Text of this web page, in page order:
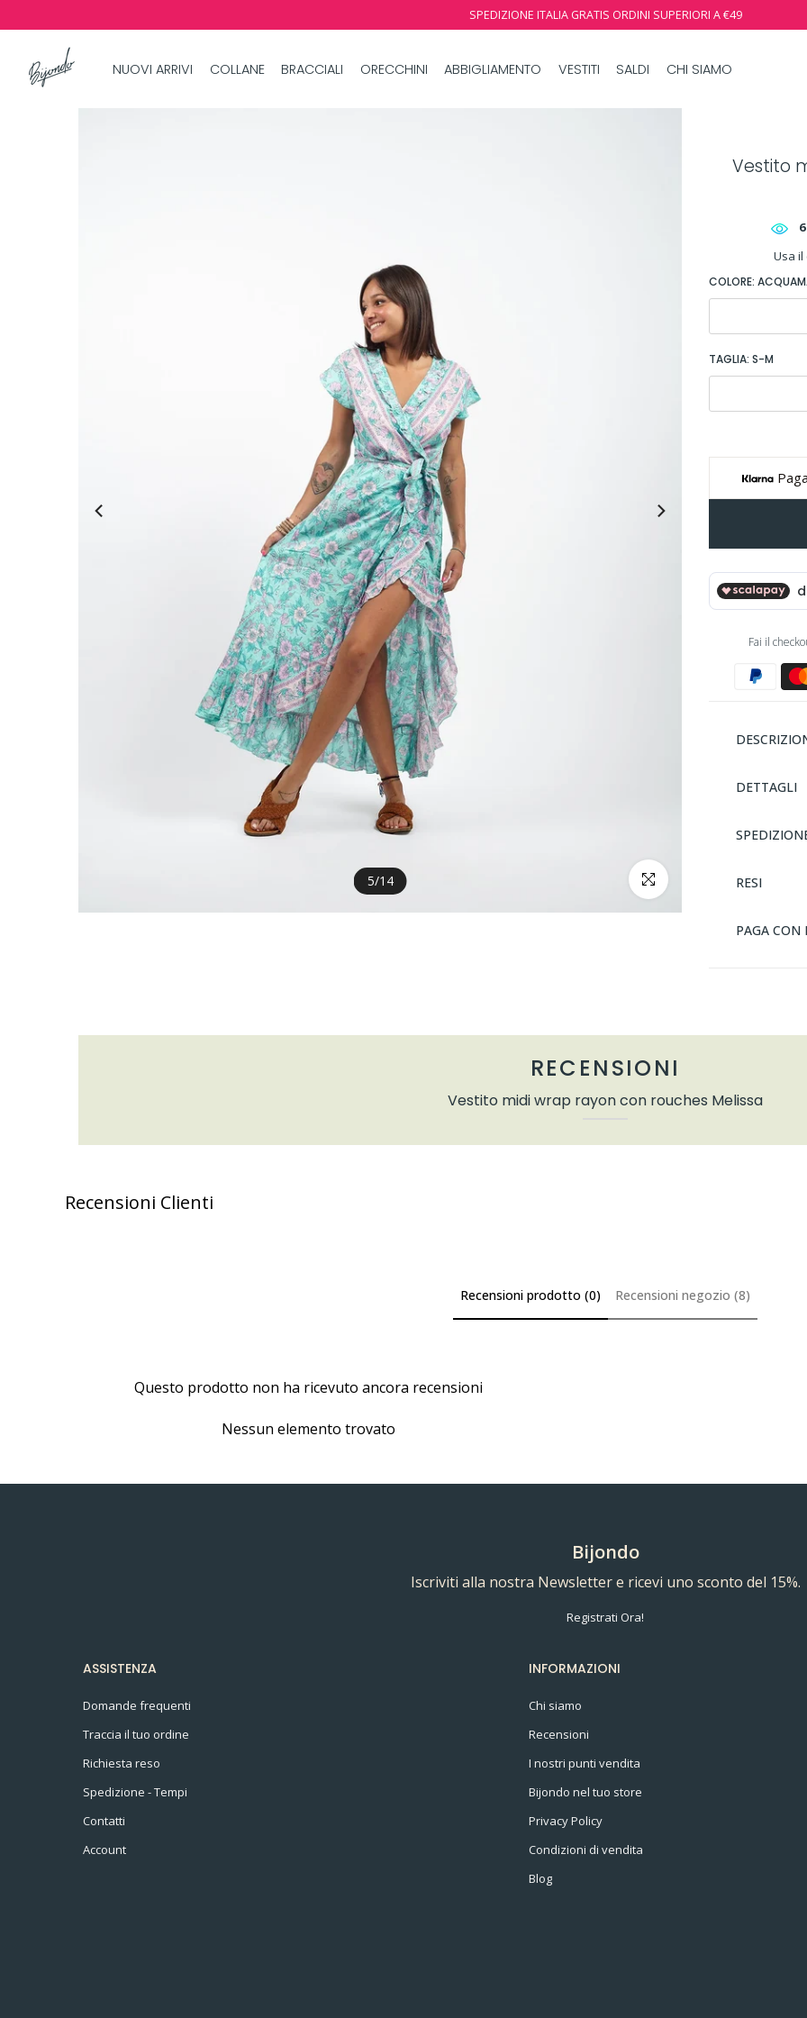
SPEDIZIONE ITALIA GRATIS ORDINI SUPERIORI A €49
NUOVI ARRIVI COLLANE BRACCIALI ORECCHINI ABBIGLIAMENTO VESTITI SALDI CHI SIAMO
5/14 clicca per ingrandire
Vestito
6
Usa il
COLORE:
TAGLIA: S-M
Fai il
DETTAGLI
RESI
PAGA CON
RECENSIONI
Vestito midi wrap rayon con rouches Melissa
Recensioni Clienti
Recensioni prodotto (0) Recensioni negozio (8)
Questo prodotto non ha ricevuto ancora recensioni
Nessun elemento trovato
Bijondo
Iscriviti alla nostra Newsletter e ricevi uno sconto del 15%.
Registrati Ora!
ASSISTENZA
Domande frequenti
Traccia il tuo ordine
Richiesta reso
Spedizione - Tempi
Contatti
Account
INFORMAZIONI
Chi siamo
Recensioni
I nostri punti vendita
Bijondo nel tuo store
Privacy Policy
Condizioni di vendita
Blog